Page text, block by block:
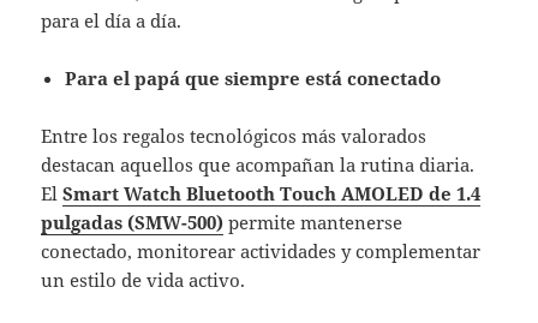
para el día a día.
Para el papá que siempre está conectado
Entre los regalos tecnológicos más valorados
destacan aquellos que acompañan la rutina diaria.
ElSmart Watch Bluetooth Touch AMOLED de 1.4
pulgadas (SMW-500) permite mantenerse
conectado, monitorear actividades y complementar
un estilo de vida activo.